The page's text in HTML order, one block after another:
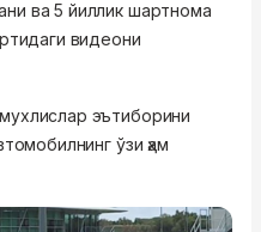
ва 5 йиллик шартнома
видеони
эътиборини
ўзи ҳам